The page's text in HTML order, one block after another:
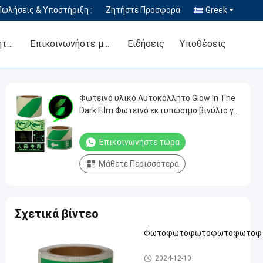
& Υποστήριξη : Ζητήστε Προσφορά Greek
Έλεγχος Ποιότητας Επικοινωνήστε μαζί μας Ειδήσεις Υποθέσεις
Φωτεινό υλικό Αυτοκόλλητο Glow In The
Dark Film Φωτεινό εκτυπώσιμο βινύλιο για
Επικοινωνήστε τώρα
Μάθετε Περισσότερα
Σχετικά βίντεο
Φωτοφωταυγής βινυλίου ταινία
2024-12-10